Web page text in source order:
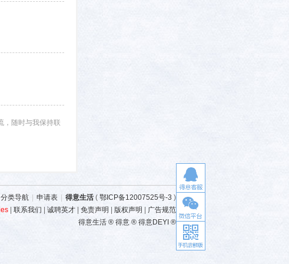
，随时与我保持联
分类导航 申请表 得意生活 ( 鄂ICP备12007525号-3 )
联系我们 诚聘英才 免责声明 版权声明
广告规范
得意生活 ® 得意 ® 得意DEYI ®